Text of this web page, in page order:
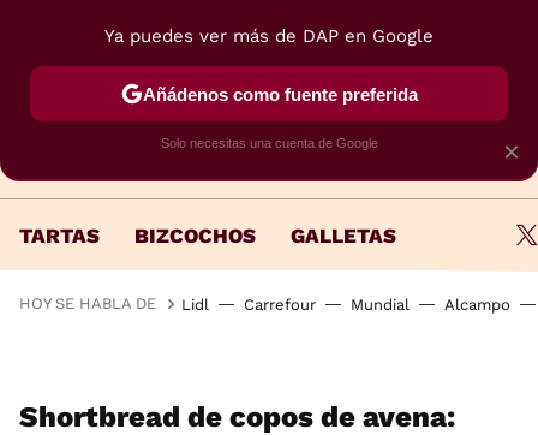
TARTAS BIZCOCHOS GALLETAS
HOY SE HABLA DE Lidl Carrefour Mundial Alcampo
Shortbread de copos de avena:
×
Ya puedes ver más de DAP en Google
Añádenos como fuente preferida
Solo necesitas una cuenta de Google